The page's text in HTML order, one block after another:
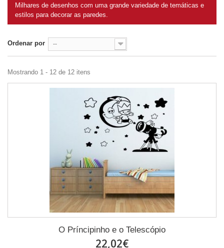
Milhares de desenhos com uma grande variedade de temáticas e
estilos para decorar as paredes.
Ordenar por --
Mostrando 1 - 12 de 12 itens
O Príncipinho e o Telescópio
22,02€